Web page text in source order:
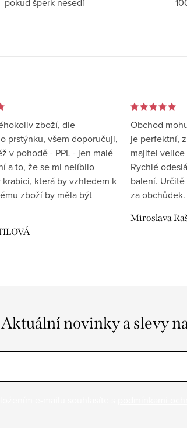
zboží, dle
prstýnku, všem doporučuji,
v pohodě - PPL - jen malé
a to, že se mi nelíbilo
která by vzhledem k
zboží by měla být
Obchod
je perfektní,
majitel
Rychlé
balení.
za obchůdek.
Miroslava
Aktuální novinky a slevy